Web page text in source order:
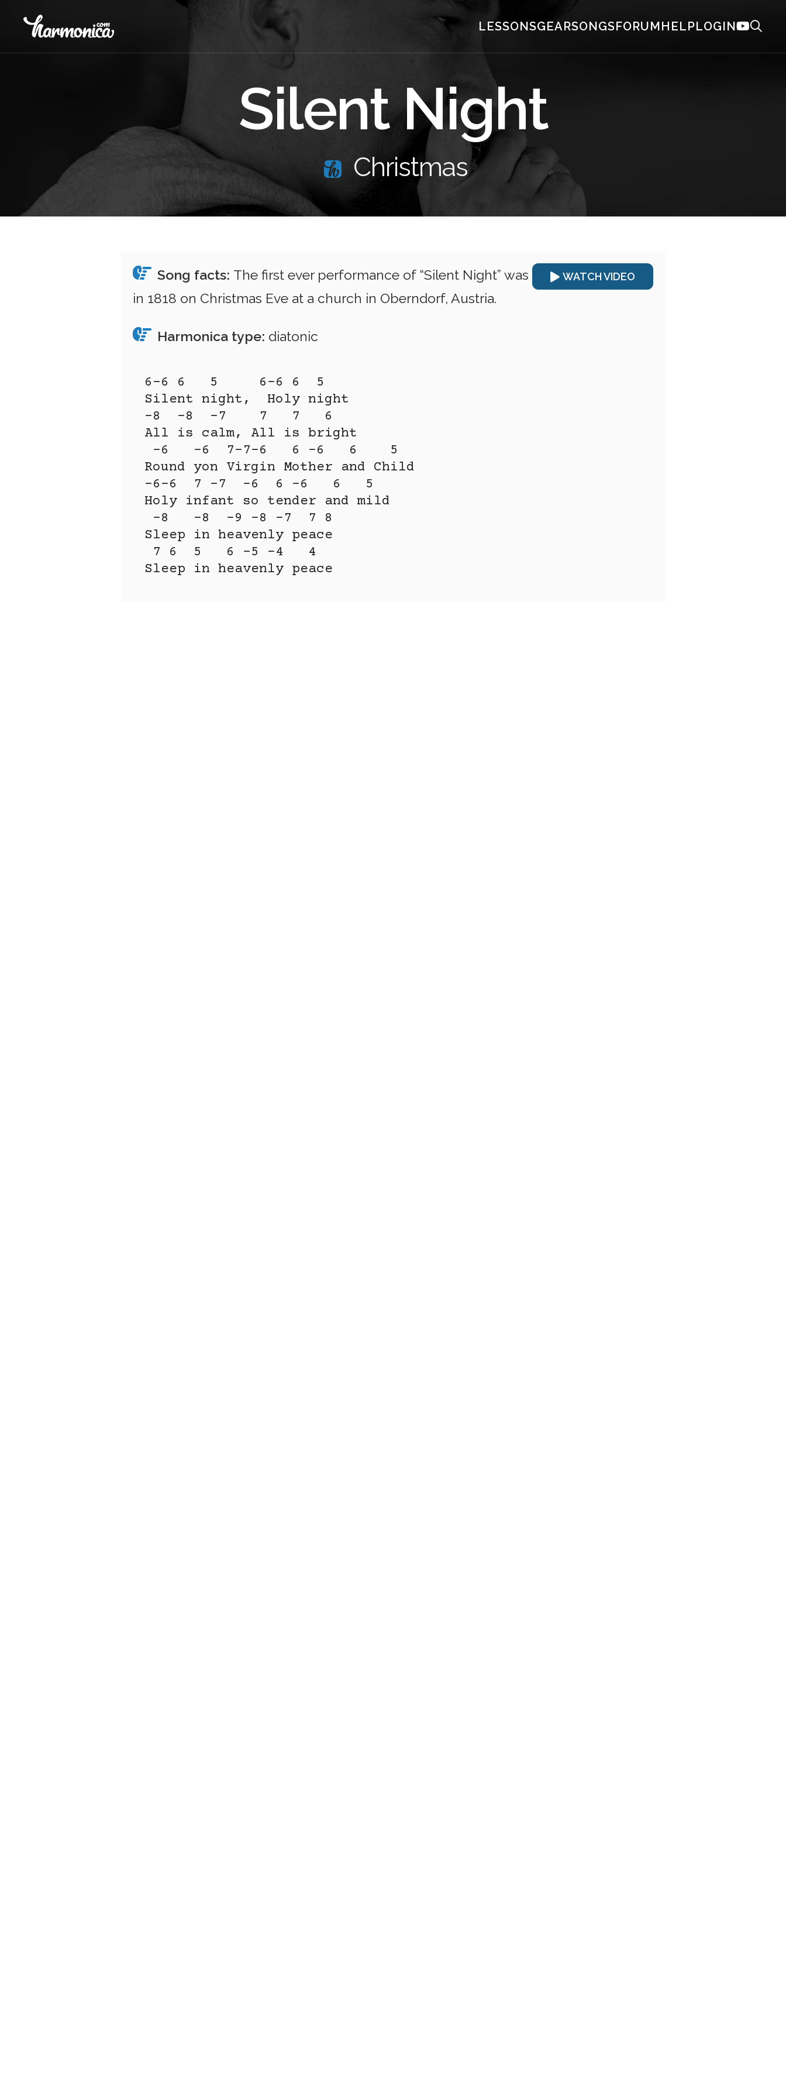
LESSONSGEARSONGSFORUMHELPLOGIN
Silent Night
Christmas
Song facts: The first ever performance of “Silent Night” was
in 1818 on Christmas Eve at a church in Oberndorf, Austria.
Harmonica type: diatonic
WATCH VIDEO
6-6 6   5     6-6 6  5
Silent night,  Holy night
-8  -8  -7    7   7   6
All is calm, All is bright
-6   -6  7-7-6   6 -6   6    5
Round yon Virgin Mother and Child
-6-6  7 -7  -6  6 -6   6   5
Holy infant so tender and mild
-8   -8  -9 -8 -7  7 8
Sleep in heavenly peace
Sleep in heavenly peace